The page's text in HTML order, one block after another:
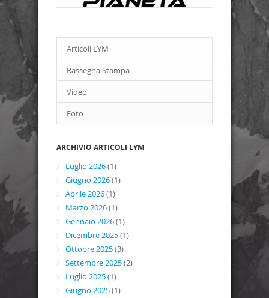
Articoli LYM
Rassegna Stampa
Video
Foto
ARCHIVIO ARTICOLI LYM
Luglio 2026(1)
Giugno 2026(1)
Aprile 2026(1)
Marzo 2026(1)
Gennaio 2026(1)
Dicembre 2025(1)
Ottobre 2025(3)
Settembre 2025(2)
Luglio 2025(1)
Giugno 2025(1)